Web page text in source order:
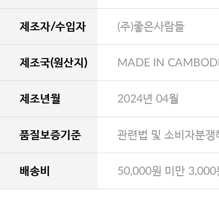
제조자/수입자 (주)좋은사람들
제조국(원산지) MADE IN
제조년월 2024년 04월
품질보증기준 관련법 및 소비자분
배송비 50,000원 미만 3,000